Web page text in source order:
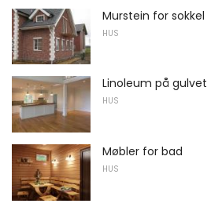
Murstein for sokkel
HUS
Linoleum på gulvet
HUS
Møbler for bad
HUS